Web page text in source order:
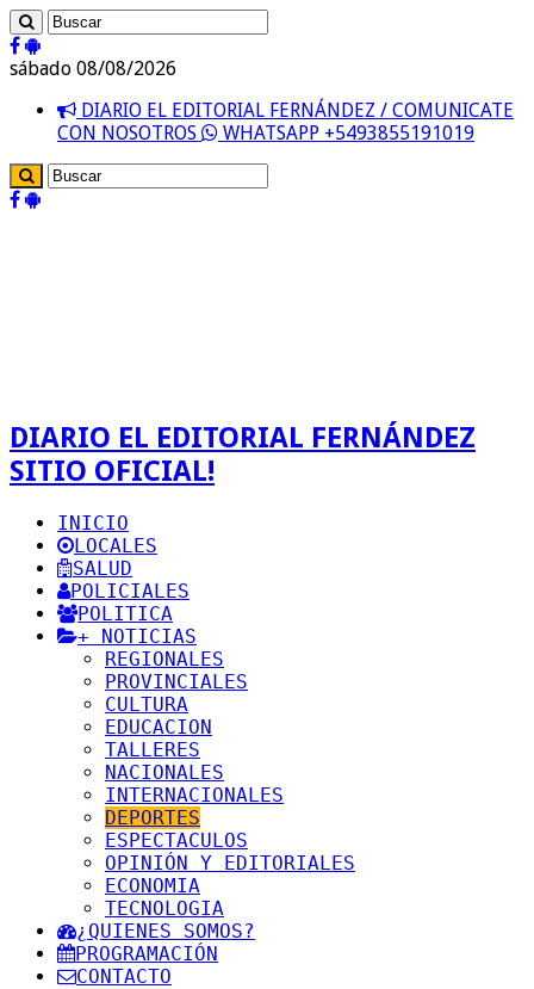
sábado 08/08/2026
DIARIO EL EDITORIAL FERNÁNDEZ / COMUNICATE
CON NOSOTROS
WHATSAPP +5493855191019
DIARIO EL EDITORIAL FERNÁNDEZ
SITIO OFICIAL!
INICIO
LOCALES
SALUD
POLICIALES
POLITICA
+ NOTICIAS
REGIONALES
PROVINCIALES
CULTURA
EDUCACION
TALLERES
NACIONALES
INTERNACIONALES
DEPORTES
ESPECTACULOS
OPINIÓN Y EDITORIALES
ECONOMIA
TECNOLOGIA
¿QUIENES SOMOS?
PROGRAMACIÓN
CONTACTO